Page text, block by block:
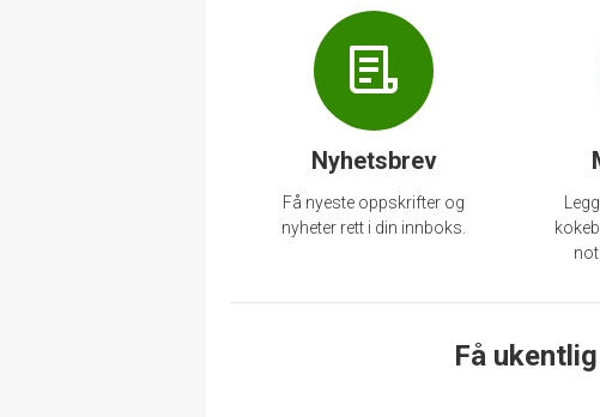
Nyhetsbrev
Få nyeste oppskrifter og
nyheter rett i din innboks.
Få